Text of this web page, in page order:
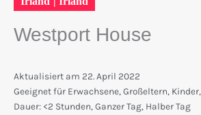
Westport House
Aktualisiert am 22. April 2022
Geeignet für Erwachsene, Großeltern, Kinder,
Dauer: <2 Stunden, Ganzer Tag, Halber Tag